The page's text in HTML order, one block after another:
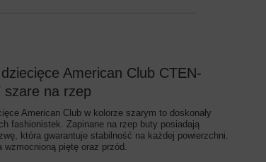
American Club CTEN-
szare na rzep
American Club w kolorze szarym to doskonały
fashionistek. Zapinane na rzep buty posiadają
która gwarantuje stabilność na każdej powierzchni.
wzmocnioną piętę oraz przód.